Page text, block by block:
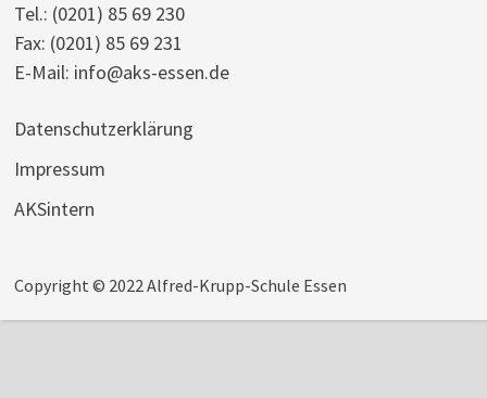
Tel.: (0201) 85 69 230
Fax: (0201) 85 69 231
E-Mail: info@aks-essen.de
Datenschutzerklärung
Impressum
AKSintern